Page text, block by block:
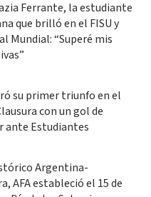
Ferrante, la estudiante
que brilló en el FISU y
Mundial: “Superé mis
su primer triunfo en el
con un gol de
ante Estudiantes
Argentina-
AFA estableció el 15 de